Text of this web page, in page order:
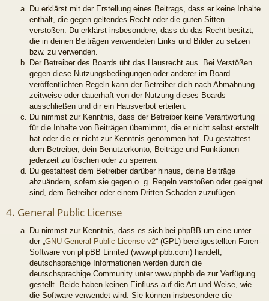
Du erklärst mit der Erstellung eines Beitrags, dass er keine Inhalte
enthält, die gegen geltendes Recht oder die guten Sitten
verstoßen. Du erklärst insbesondere, dass du das Recht besitzt,
die in deinen Beiträgen verwendeten Links und Bilder zu setzen
bzw. zu verwenden.
Der Betreiber des Boards übt das Hausrecht aus. Bei Verstößen
gegen diese Nutzungsbedingungen oder anderer im Board
veröffentlichten Regeln kann der Betreiber dich nach Abmahnung
zeitweise oder dauerhaft von der Nutzung dieses Boards
ausschließen und dir ein Hausverbot erteilen.
Du nimmst zur Kenntnis, dass der Betreiber keine Verantwortung
für die Inhalte von Beiträgen übernimmt, die er nicht selbst erstellt
hat oder die er nicht zur Kenntnis genommen hat. Du gestattest
dem Betreiber, dein Benutzerkonto, Beiträge und Funktionen
jederzeit zu löschen oder zu sperren.
Du gestattest dem Betreiber darüber hinaus, deine Beiträge
abzuändern, sofern sie gegen o. g. Regeln verstoßen oder geeignet
sind, dem Betreiber oder einem Dritten Schaden zuzufügen.
4. General Public License
Du nimmst zur Kenntnis, dass es sich bei phpBB um eine unter
der „GNU General Public License v2“ (GPL) bereitgestellten Foren-
Software von phpBB Limited (www.phpbb.com) handelt;
deutschsprachige Informationen werden durch die
deutschsprachige Community unter www.phpbb.de zur Verfügung
gestellt. Beide haben keinen Einfluss auf die Art und Weise, wie
die Software verwendet wird. Sie können insbesondere die